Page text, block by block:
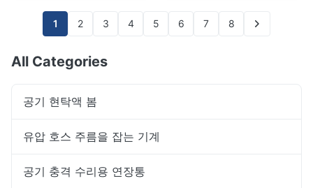
1 2 3 4 5 6 7 8
All Categories
공기 현탁액 봄
유압 호스 주름을 잡는 기계
공기 충격 수리용 연장통